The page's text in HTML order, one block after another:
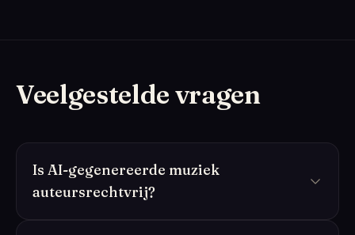
Veelgestelde vragen
Is AI-gegenereerde muziek
auteursrechtvrij?